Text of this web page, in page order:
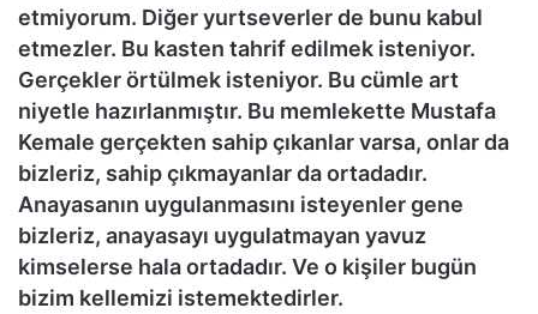
etmiyorum. Diğer yurtseverler de bunu kabul
etmezler. Bu kasten tahrif edilmek isteniyor.
Gerçekler örtülmek isteniyor. Bu cümle art
niyetle hazırlanmıştır. Bu memlekette Mustafa
Kemale gerçekten sahip çıkanlar varsa, onlar da
bizleriz, sahip çıkmayanlar da ortadadır.
Anayasanın uygulanmasını isteyenler gene
bizleriz, anayasayı uygulatmayan yavuz
kimselerse hala ortadadır. Ve o kişiler bugün
bizim kellemizi istemektedirler.